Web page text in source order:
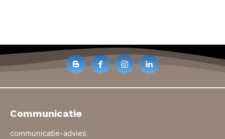
Communicatie
communicatie-advies